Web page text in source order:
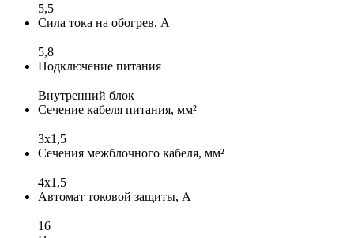
5,5
Сила тока на обогрев, А
5,8
Подключение питания
Внутренний блок
Сечение кабеля питания, мм²
3x1,5
Сечения межблочного кабеля, мм²
4х1,5
Автомат токовой защиты, А
16